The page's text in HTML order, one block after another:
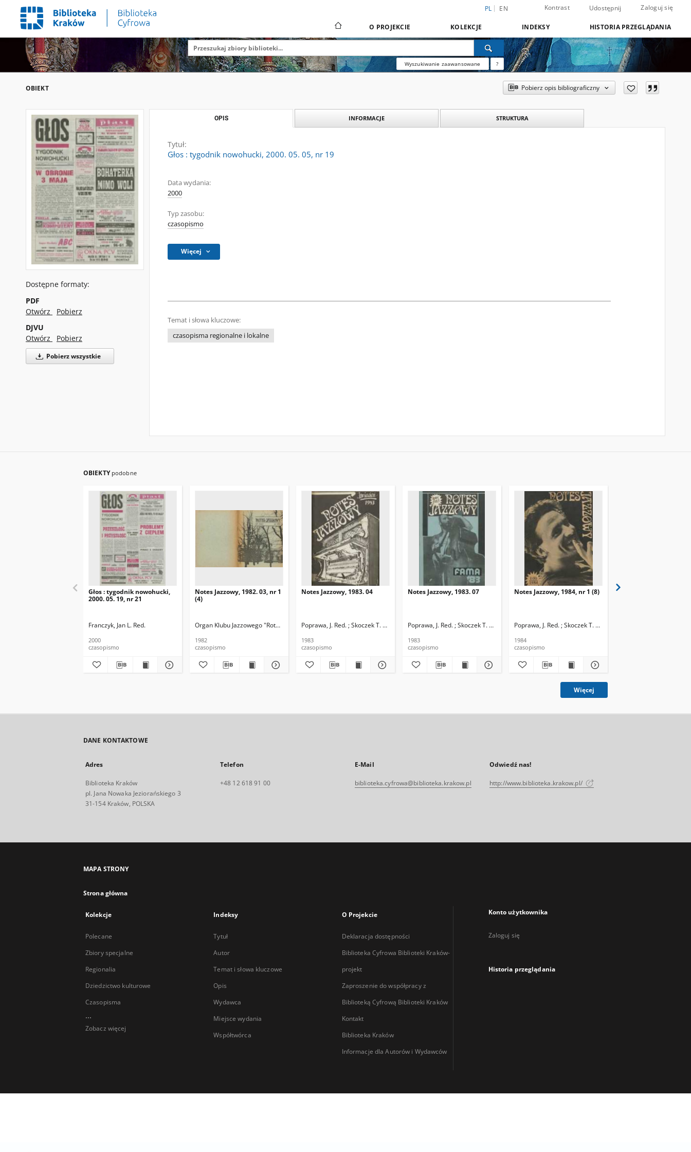
PL EN Kontrast Udostępnij Zaloguj się
O PROJEKCIE KOLEKCJE INDEKSY HISTORIA PRZEGLĄDANIA
Wyszukiwanie zaawansowane ?
OBIEKT Pobierz opis bibliograficzny
Dostępne formaty:
PDF
Otwórz
Pobierz
DJVU
Otwórz
Pobierz
Pobierz wszystkie
OPIS INFORMACJE STRUKTURA
Tytuł:
Głos : tygodnik nowohucki, 2000. 05. 05, nr 19
Data wydania:
2000
Typ zasobu:
czasopismo
Więcej
Temat i słowa kluczowe:
czasopisma regionalne i lokalne
OBIEKTY podobne
Głos : tygodnik nowohucki,
2000. 05. 19, nr 21
Franczyk, Jan L. Red.
2000
czasopismo
Notes Jazzowy, 1982. 03, nr 1
(4)
Organ Klubu Jazzowego "Rotunda" Skoczek, T. Red.
1982
czasopismo
Notes Jazzowy, 1983. 04
Poprawa, J. Red. ; Skoczek T. Red.
1983
czasopismo
Notes Jazzowy, 1983. 07
Poprawa, J. Red. ; Skoczek T. Red.
1983
czasopismo
Notes Jazzowy, 1984, nr 1 (8)
Poprawa, J. Red. ; Skoczek T. Red.
1984
czasopismo
Więcej
DANE KONTAKTOWE
Adres
Biblioteka Kraków
pl. Jana Nowaka Jeziorańskiego 3
31-154 Kraków, POLSKA
Telefon
+48 12 618 91 00
E-Mail
biblioteka.cyfrowa@biblioteka.krakow.pl
Odwiedź nas!
http://www.biblioteka.krakow.pl/
MAPA STRONY
Strona główna
Kolekcje
Polecane
Zbiory specjalne
Regionalia
Dziedzictwo kulturowe
Czasopisma
...
Zobacz więcej
Indeksy
Tytuł
Autor
Temat i słowa kluczowe
Opis
Wydawca
Miejsce wydania
Współtwórca
O Projekcie
Deklaracja dostępności
Biblioteka Cyfrowa Biblioteki Kraków-
projekt
Zaproszenie do współpracy z
Biblioteką Cyfrową Biblioteki Kraków
Kontakt
Biblioteka Kraków
Informacje dla Autorów i Wydawców
Konto użytkownika
Zaloguj się
Historia przeglądania